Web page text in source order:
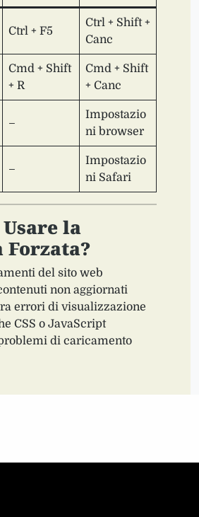
Ctrl + F5
Ctrl + Shift +
Canc
Cmd + Shift
+ R
Cmd + Shift
+ Canc
–
Impostazio
ni browser
–
Impostazio
ni Safari
la
Forzata?
del sito web
non aggiornati
errori di visualizzazione
CSS o JavaScript
di caricamento